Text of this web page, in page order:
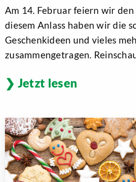
Am 14. Februar feiern wir
diesem Anlass haben wir die
Geschenkideen und vieles
zusammengetragen.
Jetzt lesen